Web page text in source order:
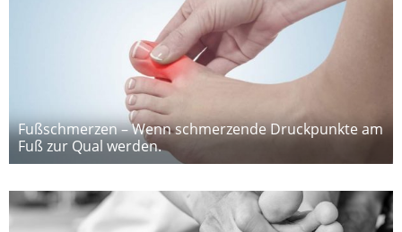
Fußschmerzen – Wenn schmerzende Druckpunkte am
Fuß zur Qual werden.